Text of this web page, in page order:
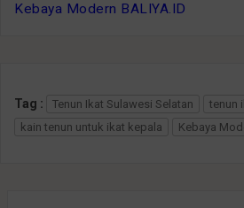
Kebaya Modern BALIYA.ID
Tag : Tenun Ikat Sulawesi Selatan
tenun
kain tenun untuk ikat kepala
Kebaya